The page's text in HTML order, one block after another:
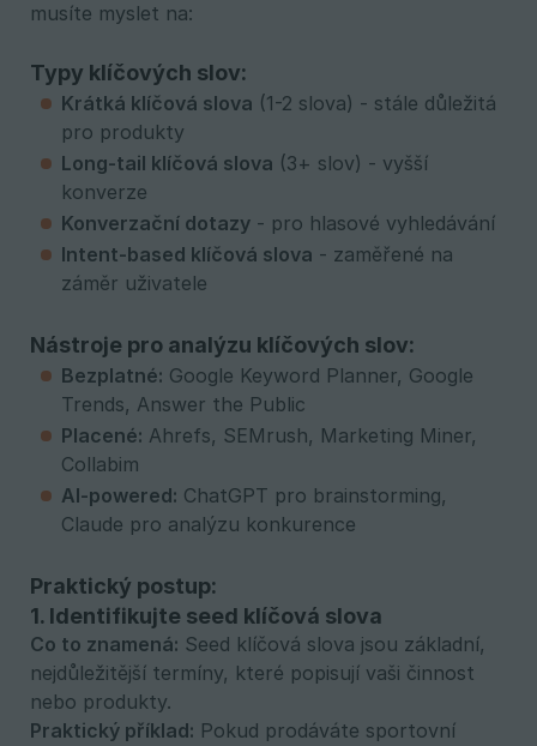
musíte myslet na:
Typy klíčových slov:
Krátká klíčová slova (1-2 slova) - stále důležitá
pro produkty
Long-tail klíčová slova (3+ slov) - vyšší
konverze
Konverzační dotazy - pro hlasové vyhledávání
Intent-based klíčová slova - zaměřené na
záměr uživatele
Nástroje pro analýzu klíčových slov:
Bezplatné: Google Keyword Planner, Google
Trends, Answer the Public
Placené: Ahrefs, SEMrush, Marketing Miner,
Collabim
AI-powered: ChatGPT pro brainstorming,
Claude pro analýzu konkurence
Praktický postup:
1. Identifikujte seed klíčová slova
Co to znamená: Seed klíčová slova jsou základní,
nejdůležitější termíny, které popisují vaši činnost
nebo produkty.
Praktický příklad: Pokud prodáváte sportovní